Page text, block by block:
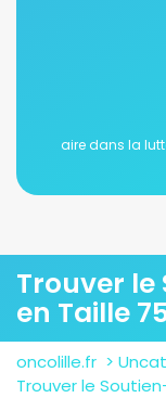
aire dans la
Trouver
en Taille
oncolille.fr >
Trouver le